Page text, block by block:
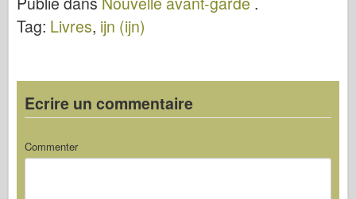
94 – NEW
VANGUARD
1982-92 –
02
Tag: Livres, ijn (ijn)
Ecrire un commentaire
Commenter